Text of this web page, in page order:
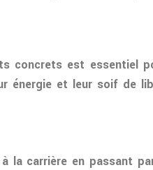
concrets est essentiel
énergie et leur soif de
la carrière en passant